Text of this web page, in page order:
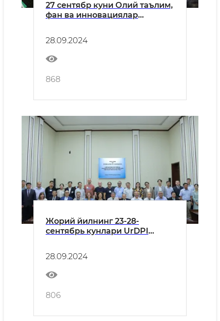
27 сентябр куни Олий таълим,
фан ва инновациялар
тиллари университетида
Хорижий тиллар фан
олимпиадасининг тақдирлаш
маросими ўтказилди.
28.09.2024
868
Жорий йилнинг 23-28-
сентябрь кунлари UrDPI
жамлаган "Янги авлод юпқа
плёнкали фотоволтаик
тизимлар учун илғор
функционал материаллар"
мавзусида халқаро илмий-
28.09.2024
806